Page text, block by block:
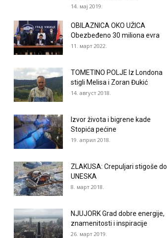
14. мај 2019.
OBILAZNICA OKO UŽICA
Obezbeđeno 30 miliona evra
11. март 2022.
TOMETINO POLJE Iz Londona
stigli Melisa i Zoran Đukić
14. август 2018.
Izvor života i bigrene kade
Stopića pećine
19. април 2018.
ZLAKUSA: Crepuljari stigoše do
UNESKA
8. март 2018.
NJUJORK Grad dobre energije,
znamenitosti i inspiracije
26. март 2019.